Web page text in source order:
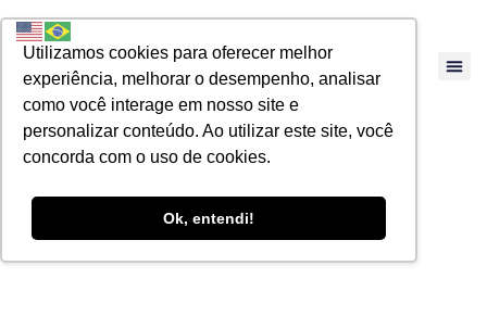
Utilizamos cookies para oferecer melhor
experiência, melhorar o desempenho, analisar
como você interage em nosso site e
personalizar conteúdo. Ao utilizar este site, você
concorda com o uso de cookies.
Ok, entendi!